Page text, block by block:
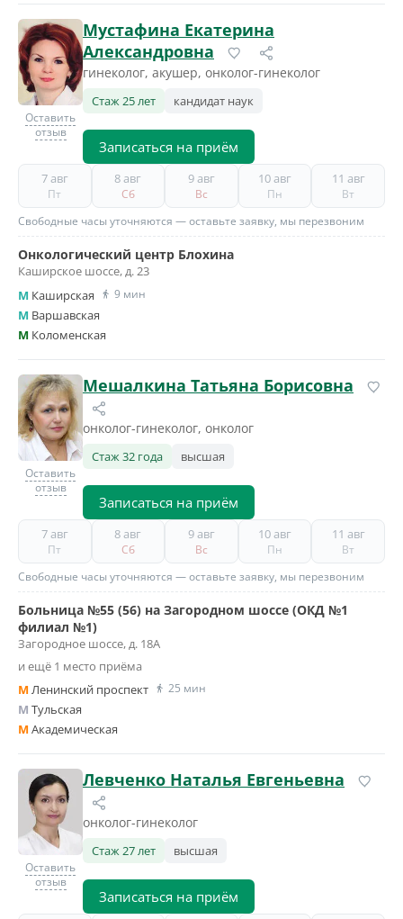
Оставить
отзыв
Мустафина Екатерина
Александровна
гинеколог, акушер, онколог-гинеколог
Стаж 25 лет кандидат наук
Записаться на приём
7 авг
Пт
8 авг
Сб
9 авг
Вс
10 авг
Пн
11 авг
Вт
Свободные часы уточняются — оставьте заявку, мы перезвоним
Онкологический центр Блохина
Каширское шоссе, д. 23
M Каширская 9 мин
M Варшавская
M Коломенская
Оставить
отзыв
Мешалкина Татьяна Борисовна
онколог-гинеколог, онколог
Стаж 32 года высшая
Записаться на приём
7 авг
Пт
8 авг
Сб
9 авг
Вс
10 авг
Пн
11 авг
Вт
Свободные часы уточняются — оставьте заявку, мы перезвоним
Больница №55 (56) на Загородном шоссе (ОКД №1
филиал №1)
Загородное шоссе, д. 18А
и ещё 1 место приёма
MЛенинский проспект 25 мин
M Тульская
MАкадемическая
Оставить
отзыв
Левченко Наталья Евгеньевна
онколог-гинеколог
Стаж 27 лет высшая
Записаться на приём